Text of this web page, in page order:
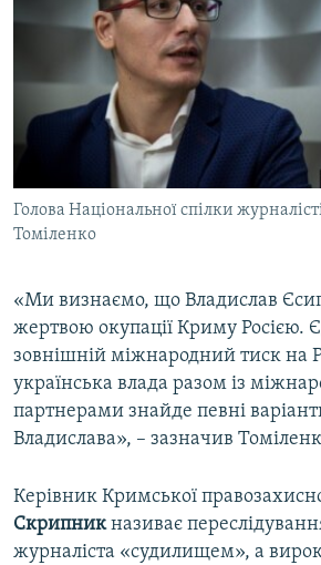
Голова Національної спілки
Томіленко
«Ми визнаємо, що Владислав
жертвою окупації Криму Росією.
зовнішній міжнародний тиск на
українська влада разом із
партнерами знайде певні
Владислава», – зазначив
Керівник Кримської
Скрипникназиває
журналіста «судилищем», а